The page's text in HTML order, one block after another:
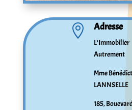
 Adresse
L’Immobilier
Autrement
Mme
LANNSELLE
185,